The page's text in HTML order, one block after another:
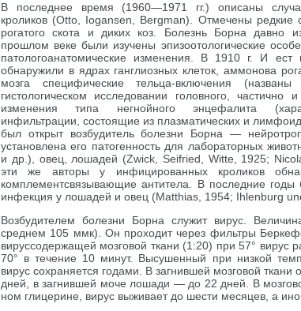
В последнее время (1960—1971 гг.) описаны
кроликов (Otto, Iogansen, Bergman). Отмечены редкие
рогатого скота и диких коз. Болезнь Борна давно
прошлом веке были изучены эпизоотологические
патологоанатомические изменения. В 1910 г. И
обнаружили в ядрах ганглиозных клеток, аммонова
мозга специфические тельца-включения
гистологическом исследовании головного, частично
изменения типа негнойного энцефалита
инфильтрации, состоящие из плазматических и
был открыт возбудитель болезни Борна —
установлена его патогенность для лабораторных
и др.), овец, лошадей (Zwick, Seifried, Witte, 1925;
эти же авторы у инфицированных кроликов
комплементсвязывающие антитела. В последние годы
инфекция у лошадей и овец (Matthias, 1954; Ihlenburg
Возбудителем болезни Борна служит вирус.
среднем 105 ммк). Он проходит через фильтры
вируссодержащей мозговой ткани (1:20) при 57° вирус
70° в течение 10 минут. Высушенный при низкой
вирус сохраняется годами. В загнившей мозговой ткани
дней, в загнившей моче лошади — до 22 дней. В
ном глицерине, вирус выживает до шести месяцев, а